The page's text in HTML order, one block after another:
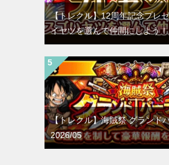
【トレクル】12周年記念プレ
イヤツを選んで仲間にしよう！
【トレクル】海賊祭 グランド
2026/05